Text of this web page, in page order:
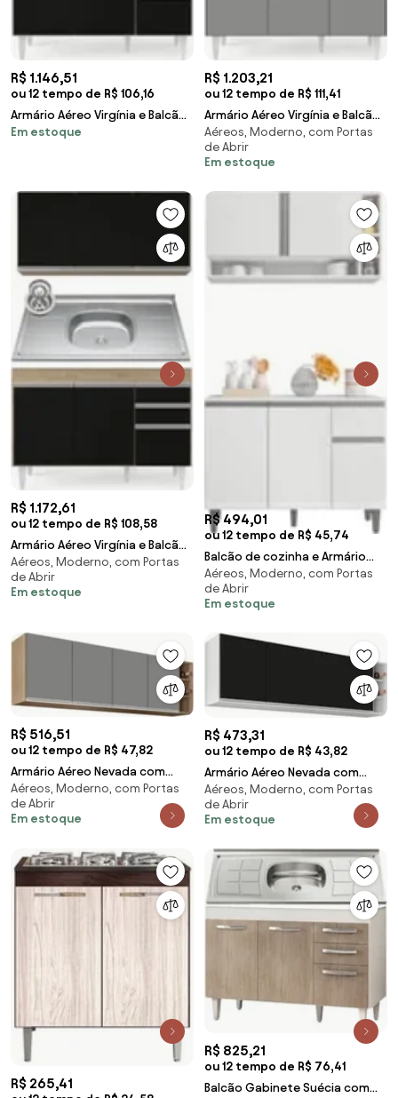
R$ 1.146,51
ou 12 tempo de R$ 106,16
Armário Aéreo Virgínia e Balcão
Com Pia 120cm Michigan
Em estoque
R$ 1.203,21
ou 12 tempo de R$ 111,41
Armário Aéreo Virgínia e Balcão
Com Pia 120cm Michigan
Preto/Cinza - L
Aéreos, Moderno, com Portas
de Abrir
Em estoque
R$ 1.172,61
ou 12 tempo de R$ 108,58
Armário Aéreo Virgínia e Balcão
Com Pia 120cm Michigan
Castanho/Preto
Aéreos, Moderno, com Portas
de Abrir
Em estoque
R$ 494,01
ou 12 tempo de R$ 45,74
Balcão de cozinha e Armário
aéreo Vanessa Branco - AJL
Móveis
Aéreos, Moderno, com Portas
de Abrir
Em estoque
R$ 516,51
ou 12 tempo de R$ 47,82
Armário Aéreo Nevada com
Nicho 180cm 4 Portas
Castanho/Cinza - Lumil
Aéreos, Moderno, com Portas
de Abrir
Em estoque
R$ 473,31
ou 12 tempo de R$ 43,82
Armário Aéreo Nevada com
Nicho 180cm 4 Portas
Branco/Preto - Lumil
Aéreos, Moderno, com Portas
de Abrir
Em estoque
R$ 265,41
R$ 825,21
ou 12 tempo de R$ 76,41
Balcão Gabinete Suécia com